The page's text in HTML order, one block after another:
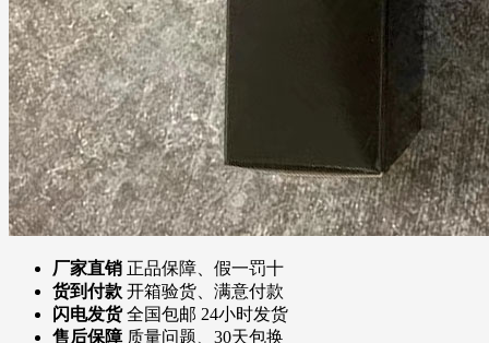
厂家直销 正品保障、假一罚十
货到付款 开箱验货、满意付款
闪电发货 全国包邮 24小时发货
售后保障 质量问题、30天包换